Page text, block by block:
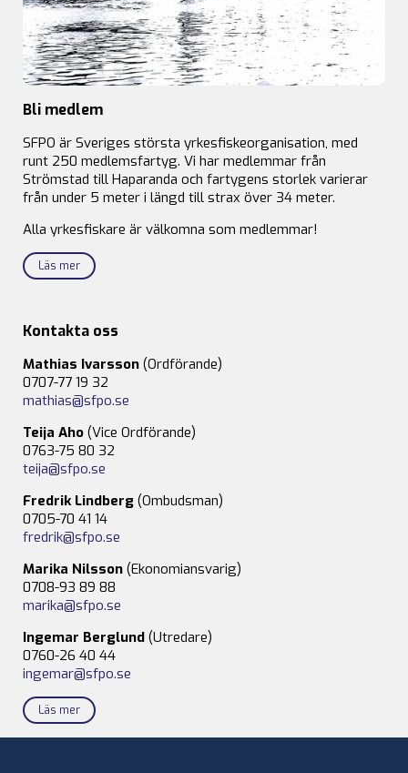
Bli medlem
SFPO är Sveriges största yrkesfiskeorganisation, med
runt 250 medlemsfartyg. Vi har medlemmar från
Strömstad till Haparanda och fartygens storlek varierar
från under 5 meter i längd till strax över 34 meter.
Alla yrkesfiskare är välkomna som medlemmar!
Läs mer
Kontakta oss
Mathias Ivarsson (Ordförande)
0707-77 19 32
mathias@sfpo.se
Teija Aho (Vice Ordförande)
0763-75 80 32
teija@sfpo.se
Fredrik Lindberg (Ombudsman)
0705-70 41 14
fredrik@sfpo.se
Marika Nilsson (Ekonomiansvarig)
0708-93 89 88
marika@sfpo.se
Ingemar Berglund (Utredare)
0760-26 40 44
ingemar@sfpo.se
Läs mer